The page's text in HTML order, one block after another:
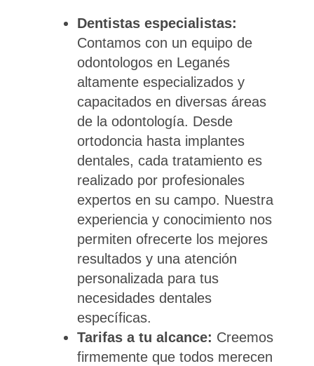
Dentistas especialistas:
Contamos con un equipo de
odontologos en Leganés
altamente especializados y
capacitados en diversas áreas
de la odontología. Desde
ortodoncia hasta implantes
dentales, cada tratamiento es
realizado por profesionales
expertos en su campo. Nuestra
experiencia y conocimiento nos
permiten ofrecerte los mejores
resultados y una atención
personalizada para tus
necesidades dentales
específicas.
Tarifas a tu alcance: Creemos
firmemente que todos merecen